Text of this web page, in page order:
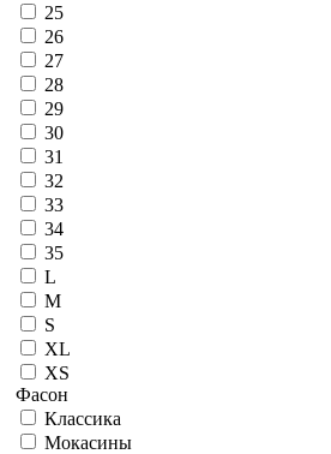
25
26
27
28
29
30
31
32
33
34
35
L
M
S
XL
XS
Фасон
Классика
Мокасины